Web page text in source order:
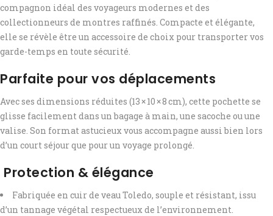
compagnon idéal des voyageurs modernes et des
collectionneurs de montres raffinés. Compacte et élégante,
elle se révèle être un accessoire de choix pour transporter vos
garde-temps en toute sécurité.
Parfaite pour vos déplacements
Avec ses dimensions réduites (13 × 10 × 8 cm), cette pochette se
glisse facilement dans un bagage à main, une sacoche ou une
valise. Son format astucieux vous accompagne aussi bien lors
d’un court séjour que pour un voyage prolongé.
️ Protection & élégance
Fabriquée en cuir de veau Toledo, souple et résistant, issu
d’un tannage végétal respectueux de l’environnement.